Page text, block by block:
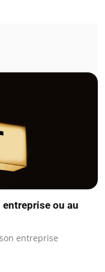
ou au
entreprise